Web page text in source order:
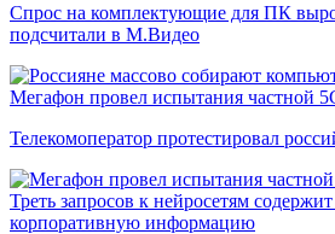
Спрос на комплектующие для ПК
подсчитали в М.Видео
Мегафон провел испытания частной
Телекомоператор протестировал
Треть запросов к нейросетям
корпоративную информацию